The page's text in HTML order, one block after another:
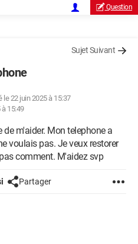
Question
Sujet Suivant
le 22 juin 2025 à 15:37
à 15:49
m'aider. Mon telephone a
voulais pas. Je veux restorer
comment. M'aidez svp
Partager